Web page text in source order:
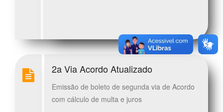
2a Via Acordo Atualizado
Emissão de boleto de segunda via de Acordo
com cálculo de multa e juros